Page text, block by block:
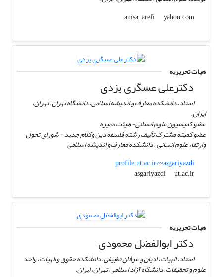
anisa_arefi
yahoo.com
هیات تحریریه
دکترعلی عسگری یزدی
استاد، دانشکده معارف و اندیشه اسلامی، دانشگاه تهران، تهران،
ایران.
عضو کمیسیون علوم انسانی- هیئت ممیزه
عضو کمیته مشترک تألیف رشته فلسفه دین وکلام جدید - شورای تحول
وارتقاء علوم انسانی ، دانشکده معارف و اندیشه اسلامی
profile.ut.ac.ir/~asgariyazdi
asgariyazdi
ut.ac.ir
هیات تحریریه
دکتر ابوالفضل محمودی
استاد، الهیات، ادیان و عرفان تطبیقی، دانشکده حقوق و الهیات، واحد
علوم و تحقیقات، دانشگاه آزاد اسلامی، تهران، ایران.